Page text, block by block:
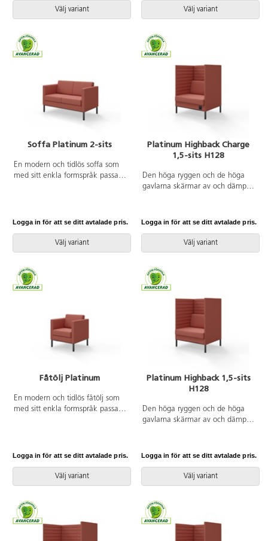
stoppning i kallskum. Stativ i
pulverlackad metall. Avtagbart
Välj variant
och sittdynor.Välj variant
Soffa Platinum 2-sits
En modern och tidlös soffa som
med sitt enkla formspråk passar
exempelvis rygg mot rygg.
stoppning i kallskum. Stativ i
pulverlackad metall. Avtagbart
Logga in för att se ditt avtalade pris.
Välj variant
Platinum Highback Charge
1,5-sits H128
Den höga ryggen och de höga
gavlarna skärmar av och dämpar
kallskum. Stativ i pulverlackad
Avtagbart fodral på rygg- och
sittdyna.
Logga in för att se ditt avtalade pris.
Välj variant
Fåtölj Platinum
En modern och tidlös fåtölj som
med sitt enkla formspråk passar
exempelvis rygg mot rygg.
stoppning i kallskum. Stativ i
pulverlackad metall. Avtagbart
Logga in för att se ditt avtalade pris.
Välj variant
Platinum Highback 1,5-sits
H128
Den höga ryggen och de höga
gavlarna skärmar av och dämpar
kallskum. Stativ i pulverlackad
och sittdyna.
Logga in för att se ditt avtalade pris.
Välj variant